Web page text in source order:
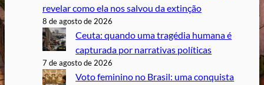
revelar como ela nos salvou da extinção
8 de agosto de 2026
Ceuta: quando uma tragédia humana é
capturada por narrativas políticas
7 de agosto de 2026
Voto feminino no Brasil: uma conquista